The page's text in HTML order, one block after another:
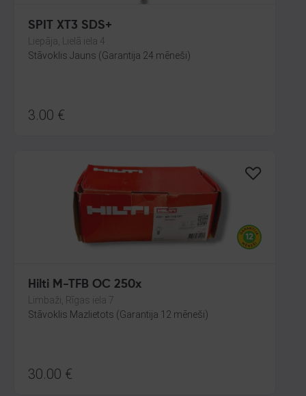
SPIT XT3 SDS+
Liepāja, Lielā iela 4
Stāvoklis Jauns (Garantija 24 mēneši)
3.00 €
Hilti M-TFB OC 250x
Limbaži, Rīgas iela 7
Stāvoklis Mazlietots (Garantija 12 mēneši)
30.00 €